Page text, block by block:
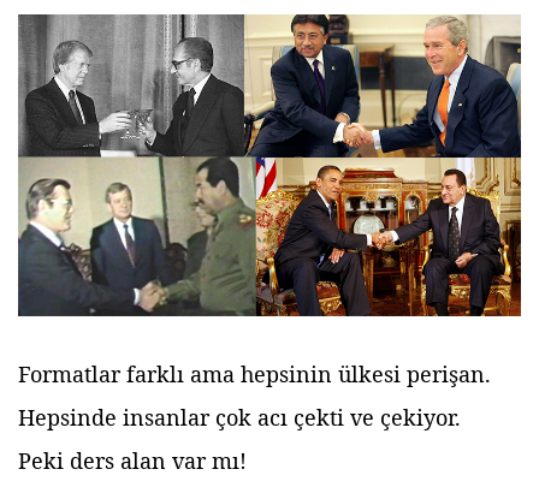
Formatlar farklı ama hepsinin ülkesi perişan.
Hepsinde insanlar çok acı çekti ve çekiyor.
Peki ders alan var mı!